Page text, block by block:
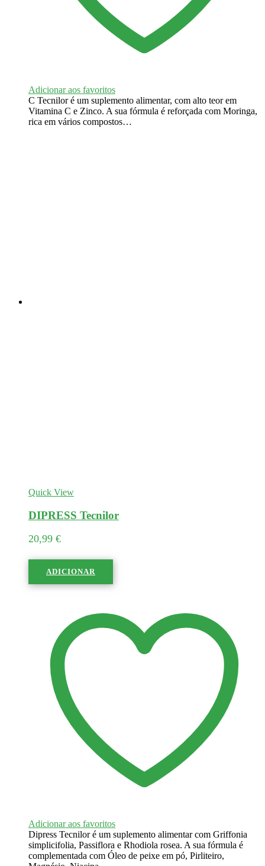
Adicionar aos favoritos
C Tecnilor é um suplemento alimentar, com alto teor em
Vitamina C e Zinco. A sua fórmula é reforçada com Moringa,
rica em vários compostos…
Quick View
DIPRESS Tecnilor
20,99 €
ADICIONAR
Adicionar aos favoritos
Dipress Tecnilor é um suplemento alimentar com Griffonia
simplicifolia, Passiflora e Rhodiola rosea. A sua fórmula é
complementada com Óleo de peixe em pó, Pirliteiro,